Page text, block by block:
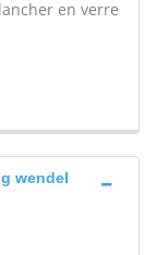
en verre
wendel